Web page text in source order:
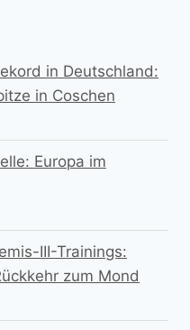
in Deutschland:
in Coschen
Europa im
III-Trainings:
zum Mond